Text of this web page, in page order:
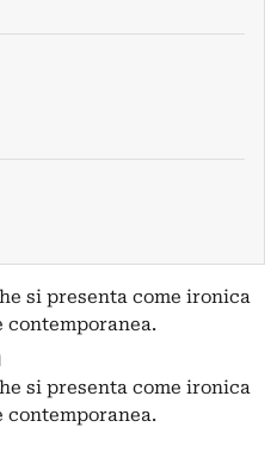
si presenta come ironica
contemporanea.
si presenta come ironica
contemporanea.